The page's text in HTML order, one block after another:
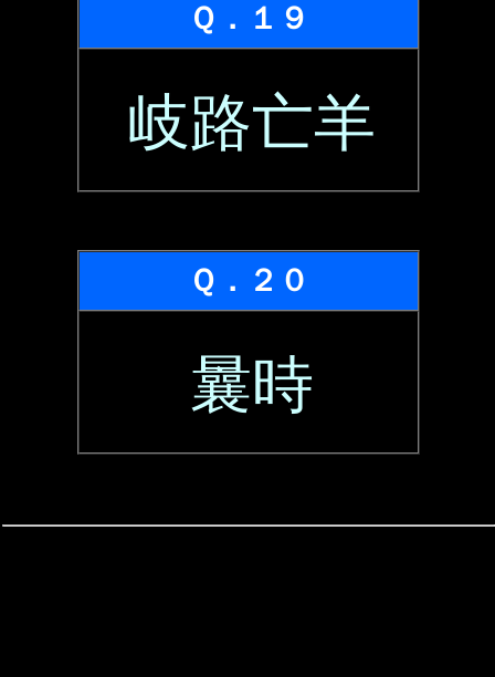
Ｑ．１９
岐路亡羊
Ｑ．２０
曩時